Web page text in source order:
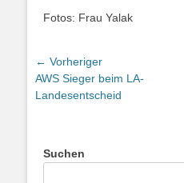
Fotos: Frau Yalak
Beitragsnavigation
← Vorheriger
Vorheriger
Beitrag:
AWS Sieger beim LA-
Landesentscheid
Suchen